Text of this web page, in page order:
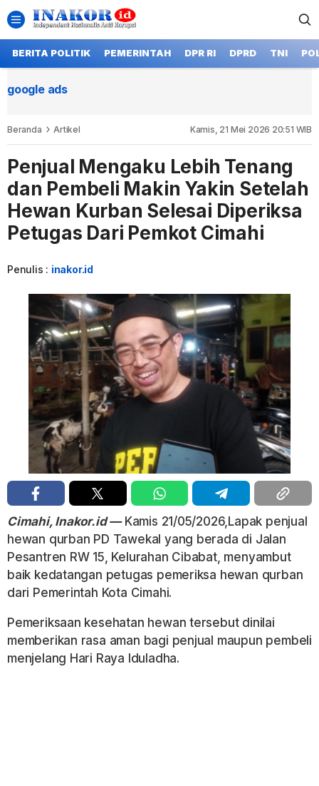
BERITA POLITIK PEMERINTAH DPR RI DPRD TNI
google ads
Beranda Artikel Kamis, 21 Mei 2026 20:51 WIB
Penjual Mengaku Lebih Tenang
dan Pembeli Makin Yakin Setelah
Hewan Kurban Selesai Diperiksa
Petugas Dari Pemkot Cimahi
Penulis : inakor.id
Cimahi, Inakor.id —Kamis 21/05/2026,Lapak penjual
hewan qurban PD Tawekal yang berada di Jalan
Pesantren RW 15, Kelurahan Cibabat, menyambut
baik kedatangan petugas pemeriksa hewan qurban
dari Pemerintah Kota Cimahi.
Pemeriksaan kesehatan hewan tersebut dinilai
memberikan rasa aman bagi penjual maupun pembeli
menjelang Hari Raya Iduladha.